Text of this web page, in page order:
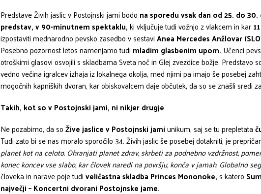
Predstave Živih jaslic v Postojnski jami bodo na sporedu vsak dan od 25. do
predstav, v 90-minutnem spektaklu,ki vključuje tudi vožnjo z vlakcem in kar
izpostaviti mednarodno pevsko zasedbo v sestaviAnea Mercedes Anžlovar
Posebno pozornost letos namenjamo tudi mladim glasbenim upom. Učenci
otroškimi glasovi osvojili s skladbama Sveta noč in Glej zvezdice božje. Predstavo
vedno večina igralcev izhaja iz lokalnega okolja, med njimi pa imajo še posebej
mogočnih kapniških dvoran, kar obiskovalcem daje občutek, da so se znašli sredi
Takih, kot so v Postojnski jami, ni nikjer drugje
Ne pozabimo, da soŽive jaslice v Postojnski jamiunikum, saj se tu prepletata
Tudi zato bi se nas moralo sporočilo 34. Živih jaslic še posebej dotakniti, je
planet kot na celoto. Ohranjati planet zdrav, skrbeti za podnebno vzdržnost,
konec koncev vse slabo, kar človek naredi na površju, konča v jamah. Globalno
človeka in narave poje tudiveličastna skladba Princes Mononoke,s katero
največji – Koncertni dvorani Postojnske jame.